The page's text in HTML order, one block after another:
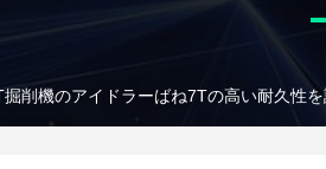
削機のアイドラーばね7Tの高い耐久性